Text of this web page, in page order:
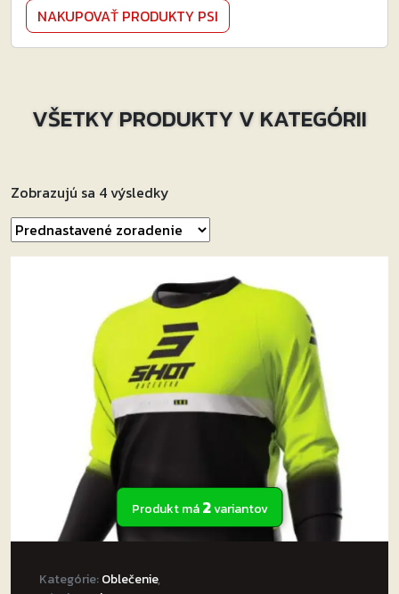
NAKUPOVAŤ PRODUKTY PSI
VŠETKY PRODUKTY V KATEGÓRII
Zobrazujú sa 4 výsledky
Produkt má2variantov
Kategórie:Oblečenie,